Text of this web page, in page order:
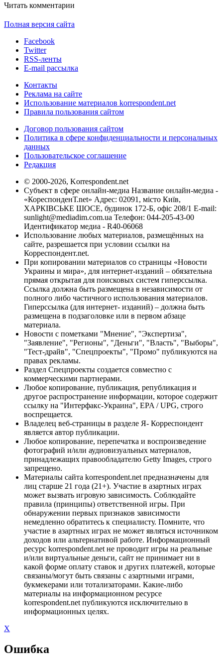
Читать комментарии
Полная версия сайта
Facebook
Twitter
RSS-ленты
E-mail рассылка
Контакты
Реклама на сайте
Использование материалов korrespondent.net
Правила пользования сайтом
Договор пользования сайтом
Политика в сфере конфиденциальности и персональных
данных
Пользовательское соглашение
Редакция
© 2000-2026, Korrespondent.net
Субъект в сфере онлайн-медиа Название онлайн-медиа -
«КореспонденТ.net» Адрес: 02091, місто Київ,
ХАРКІВСЬКЕ ШОСЕ, будинок 172-Б, офіс 208/1 E-mail:
sunlight@mediadim.com.ua Телефон: 044-205-43-00
Идентификатор медиа - R40-06068
Использование любых материалов, размещённых на
сайте, разрешается при условии ссылки на
Корреспондент.net.
При копировании материалов со страницы «Новости
Украины и мира», для интернет-изданий – обязательна
прямая открытая для поисковых систем гиперссылка.
Ссылка должна быть размещена в независимости от
полного либо частичного использования материалов.
Гиперссылка (для интернет- изданий) – должна быть
размещена в подзаголовке или в первом абзаце
материала.
Новости с пометками "Мнение", "Экспертиза",
"Заявление", "Регионы", "Деньги", "Власть", "Выборы",
"Тест-драйв", "Спецпроекты", "Промо" публикуются на
правах рекламы.
Раздел Спецпроекты создается совместно с
коммерческими партнерами.
Любое копирование, публикация, републикация и
другое распространение информации, которое содержит
ссылку на "Интерфакс-Украина", EPA / UPG, строго
воспрещается.
Владелец веб-страницы в разделе Я- Корреспондент
является автор публикации.
Любое копирование, перепечатка и воспроизведение
фотографий и/или аудиовизуальных материалов,
принадлежащих правообладателю Getty Images, строго
запрещено.
Материалы сайта korrespondent.net предназначены для
лиц старше 21 года (21+). Участие в азартных играх
может вызвать игровую зависимость. Соблюдайте
правила (принципы) ответственной игры. При
обнаружении первых признаков зависимости
немедленно обратитесь к специалисту. Помните, что
участие в азартных играх не может являться источником
доходов или альтернативой работе. Информационный
ресурс korrespondent.net не проводит игры на реальные
и/или виртуальные деньги, сайт не принимает ни в
какой форме оплату ставок и других платежей, которые
связаны/могут быть связаны с азартными играми,
букмекерами или тотализаторами. Какие-либо
материалы на информационном ресурсе
korrespondent.net публикуются исключительно в
информационных целях.
X
Ошибка